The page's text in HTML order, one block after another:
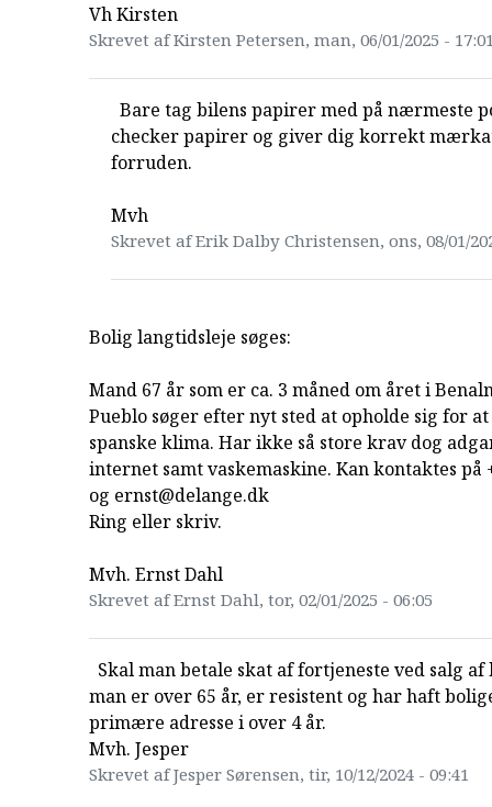
Vh Kirsten
Skrevet af Kirsten Petersen, man, 06/01/2025 -
Bare tag bilens papirer med på nærmeste
checker papirer og giver dig korrekt
forruden.
Mvh
Skrevet af Erik Dalby Christensen, ons, 08/01/
Bolig langtidsleje søges:
Mand 67 år som er ca. 3 måned om året i
Pueblo søger efter nyt sted at opholde sig for
spanske klima. Har ikke så store krav dog
internet samt vaskemaskine. Kan kontaktes på
og ernst@delange.dk
Ring eller skriv.
Mvh. Ernst Dahl
Skrevet af Ernst Dahl, tor, 02/01/2025 - 06:05
Skal man betale skat af fortjeneste ved salg af
man er over 65 år, er resistent og har haft
primære adresse i over 4 år.
Mvh. Jesper
Skrevet af Jesper Sørensen, tir, 10/12/2024 - 09:41